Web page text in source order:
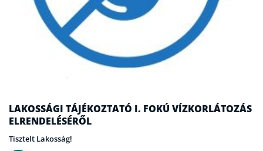
LAKOSSÁGI TÁJÉKOZTATÓ I. FOKÚ VÍZKORLÁTOZÁS
ELRENDELÉSÉRŐL
Tisztelt Lakosság!